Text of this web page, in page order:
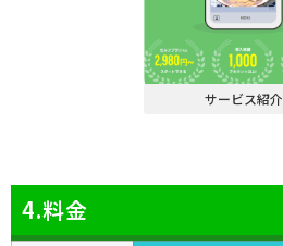
サービス紹介
4.料金